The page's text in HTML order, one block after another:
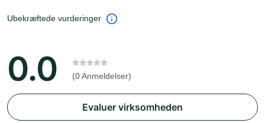
Ubekræftede vurderinger
0.0 (0 Anmeldelser)
Evaluer virksomheden